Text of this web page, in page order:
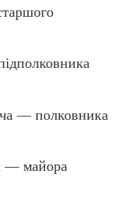
— полковника
— майора